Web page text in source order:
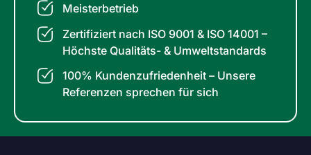
Meisterbetrieb
Zertifiziert nach ISO 9001 & ISO 14001 –
Höchste Qualitäts- & Umweltstandards
100% Kundenzufriedenheit – Unsere
Referenzen sprechen für sich